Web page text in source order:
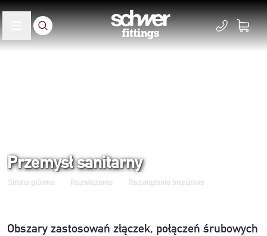
Przemysł sanitarny
Strona główna Rozwiązania Rozwiązania branżowe
Obszary zastosowań złączek, połączeń śrubowych